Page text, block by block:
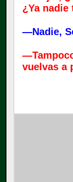
¿Ya nadie
—Nadie,
vuelvas a